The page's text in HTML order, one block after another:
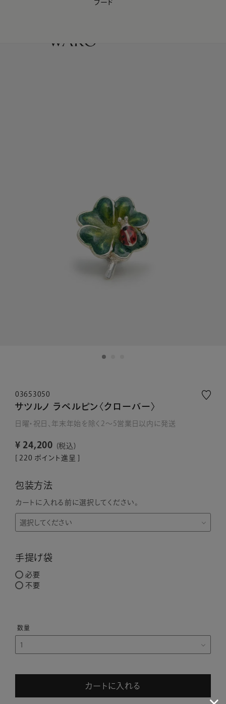
【会員様限定】夏のプレゼントキャンペーン開催中
フード
03653050
サツルノ ラペルピン〈クローバー〉
日曜・祝日、年末年始を除く2～5営業日以内に発送
¥ 24,200
税込
[ 220 ポイント進呈 ]
包装方法
カートに入れる前に選択してください。
手提げ袋
必要
不要
カートに入れる